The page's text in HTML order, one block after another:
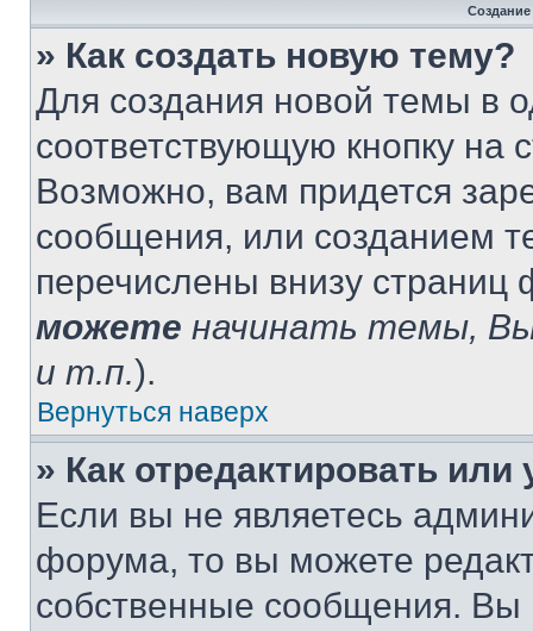
» Как создать новую тему?
Для создания новой темы в
соответствующую кнопку
Возможно, вам придется
сообщения, или созданием
перечислены внизу
можете начинать темы,
и т.п.).
Вернуться наверх
» Как отредактировать
Если вы не являетесь
форума, то вы можете
собственные сообщения. Вы